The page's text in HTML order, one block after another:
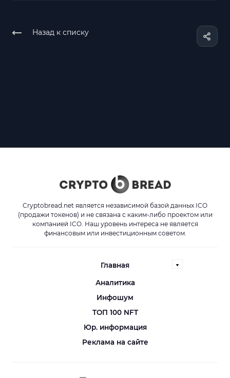
Назад к списку
Cryptobread.net является независимой базой данных ICO
(продажи токенов) и не связана с каким-либо проектом или
компанией ICO. Наш уровень интереса не является
финансовым или инвестиционным советом.
Главная
Аналитика
Инфошум
ТОП 100 NFT
Юр. информация
Реклама на сайте